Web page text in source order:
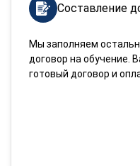
Составление
Мы заполняем
договор на обучение.
готовый договор и